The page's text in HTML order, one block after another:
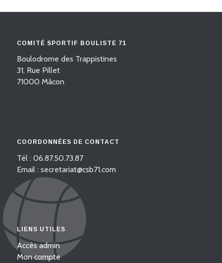
COMITÉ SPORTIF BOULISTE 71
Boulodrome des Trappistines
31, Rue Pillet
71000 Mâcon
COORDONNÉES DE CONTACT
Tél : 06.87.50.73.87
Email : secretariat@csb71.com
LIENS UTILES
Accès admin
Mon compte